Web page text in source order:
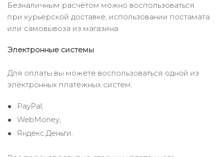
Безналичным расчётом можно воспользоваться
при курьерской доставке, использовании постамата
или самовывоза из магазина.
Электронные системы
Для оплаты вы можете воспользоваться одной из
электронных платёжных систем:
PayPal;
WebMoney;
Яндекс.Деньги.